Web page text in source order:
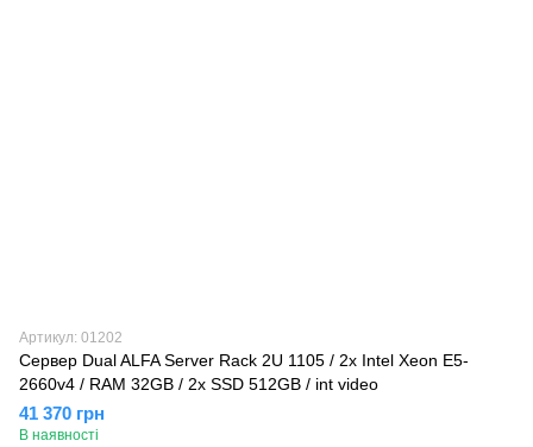
Артикул: 01202
Сервер Dual ALFA Server Rack 2U 1105 / 2х Intel Xeon E5-
2660v4 / RAM 32GB / 2x SSD 512GB / int video
41 370 грн
В наявності